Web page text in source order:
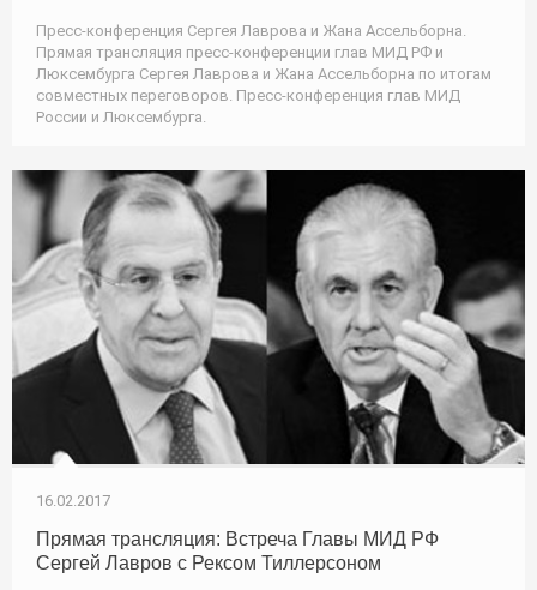
Пресс-конференция Сергея Лаврова и Жана Ассельборна.
Прямая трансляция пресс-конференции глав МИД РФ и
Люксембурга Сергея Лаврова и Жана Ассельборна по итогам
совместных переговоров. Пресс-конференция глав МИД
России и Люксембурга.
16.02.2017
Прямая трансляция: Встреча Главы МИД РФ
Сергей Лавров с Рексом Тиллерсоном